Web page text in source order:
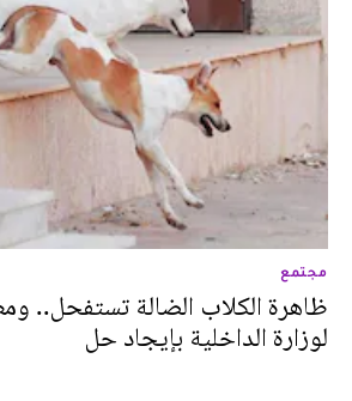
مجتمع
ظاهرة الكلاب الضالة تستفحل..
لوزارة الداخلية بإيجاد حل